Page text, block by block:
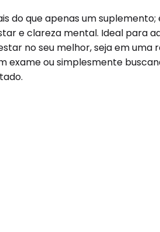
do que apenas um
e clareza mental. Ideal para
no seu melhor, seja em uma
exame ou simplesmente